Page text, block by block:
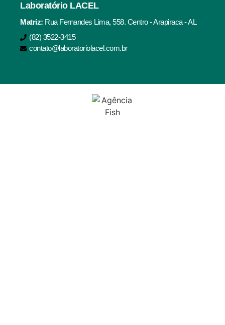
Laboratório LACEL
Matriz: Rua Fernandes Lima, 558. Centro - Arapiraca - AL
(82) 3522-3415
contato@laboratoriolacel.com.br